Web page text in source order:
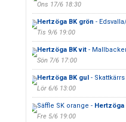
Ons 17/6 18:30
Hertzöga BK grön -
Tis 9/6 19:00
Hertzöga BK vit-
Sön 7/6 17:00
Hertzöga BK gul- Skattkärrs
Lör 6/6 13:00
Säffle SK orange - Hertzöga
Fre 5/6 19:00